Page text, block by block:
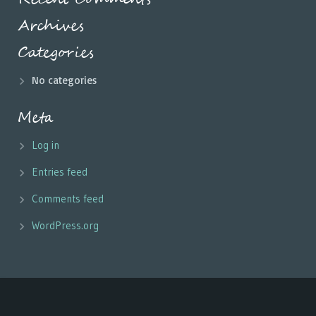
Archives
Categories
No categories
Meta
Log in
Entries feed
Comments feed
WordPress.org